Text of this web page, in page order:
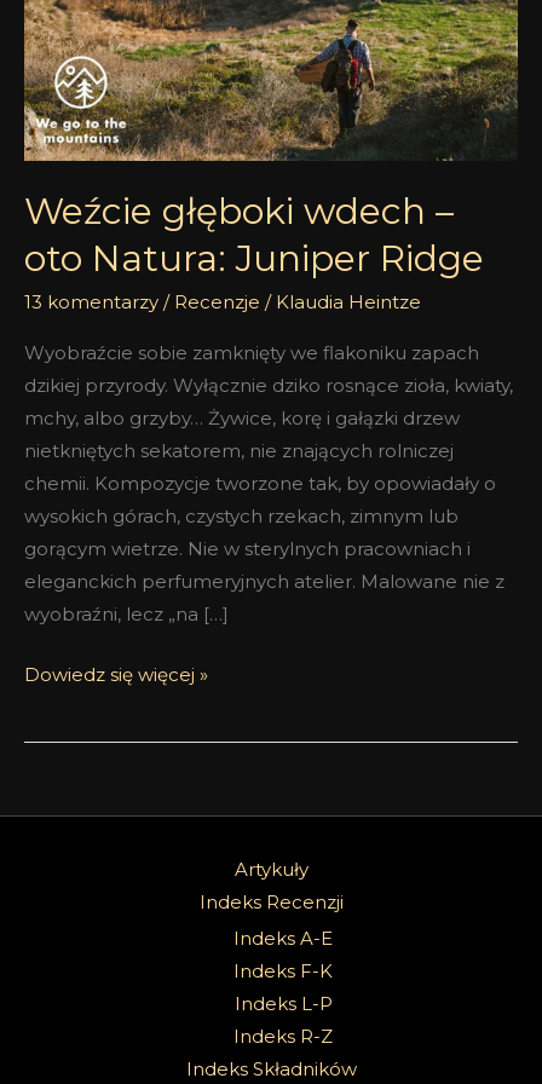
Weźcie głęboki wdech –
oto Natura: Juniper Ridge
13 komentarzy / Recenzje / Klaudia Heintze
Wyobraźcie sobie zamknięty we flakoniku zapach
dzikiej przyrody. Wyłącznie dziko rosnące zioła, kwiaty,
mchy, albo grzyby… Żywice, korę i gałązki drzew
nietkniętych sekatorem, nie znających rolniczej
chemii. Kompozycje tworzone tak, by opowiadały o
wysokich górach, czystych rzekach, zimnym lub
gorącym wietrze. Nie w sterylnych pracowniach i
eleganckich perfumeryjnych atelier. Malowane nie z
wyobraźni, lecz „na […]
–
oto
Natura:
Juniper
Ridge
Dowiedz się więcej »
Artykuły
Indeks Recenzji
Indeks A-E
Indeks F-K
Indeks L-P
Indeks R-Z
Indeks Składników